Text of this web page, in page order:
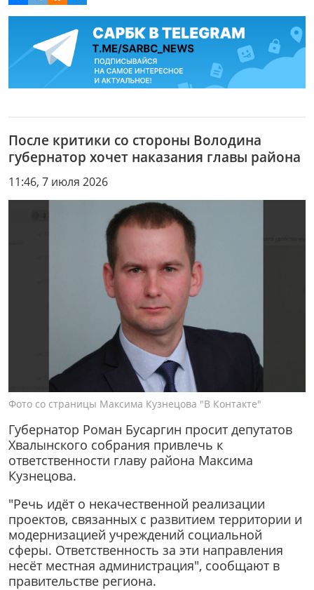
После критики со стороны Володина
губернатор хочет наказания главы района
11:46, 7 июля 2026
Фото со страницы Максима Кузнецова "В Контакте"
Губернатор Роман Бусаргин просит депутатов
Хвалынского собрания привлечь к
ответственности главу района Максима
Кузнецова.
"Речь идёт о некачественной реализации
проектов, связанных с развитием территории и
модернизацией учреждений социальной
сферы. Ответственность за эти направления
несёт местная администрация", сообщают в
правительстве региона.